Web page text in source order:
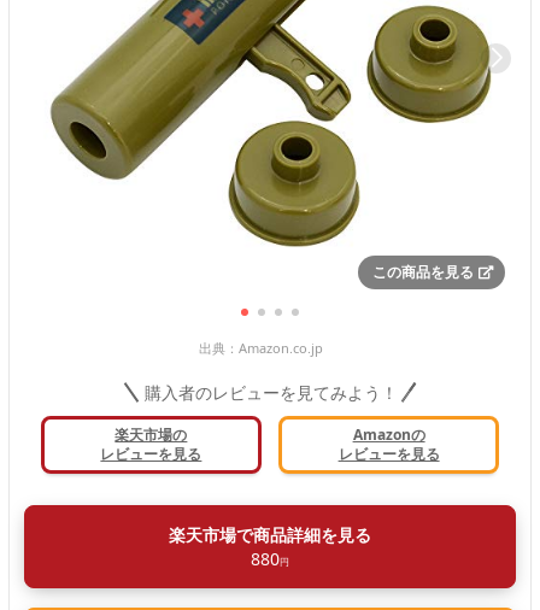
この商品を見る
出典： Amazon.co.jp
購入者のレビューを見てみよう！
楽天市場の
レビューを見る
Amazonの
レビューを見る
楽天市場で商品詳細を見る
880円